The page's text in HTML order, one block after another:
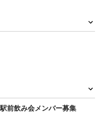
ュリティ
前飲み会メンバー募集